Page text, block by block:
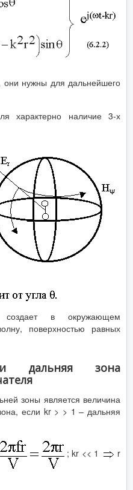
нужны для дальнейшего
характерно наличие 3-х
создает в окружающем
поверхностью равных
дальняя зона
зоны является величина
если kr > > 1 – дальняя
; kr << 1
r